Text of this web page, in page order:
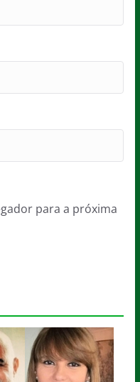
para a próxima